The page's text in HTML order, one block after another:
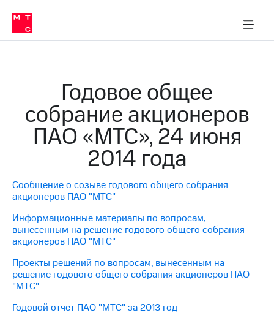
Медиа-центр
и акционерам
Устойчивое развитие
Комплаенс и деловая этика
компании
Карьера
в МТС
История
компании
Руководство
Правовая
информация
Контакты
Медиа-центр
Пресс-
релизы
о технологиях
в МТС
Пресс-
релизы
МТС
о технологиях
Годовое общее
собрание акционеров
ПАО «МТС», 24 июня
2014 года
Сообщение о созыве годового общего собрания
акционеров ПАО "МТС"
Информационные материалы по вопросам,
вынесенным на решение годового общего собрания
акционеров ПАО "МТС"
Проекты решений по вопросам, вынесенным на
решение годового общего собрания акционеров ПАО
"МТС"
Годовой отчет ПАО "МТС" за 2013 год